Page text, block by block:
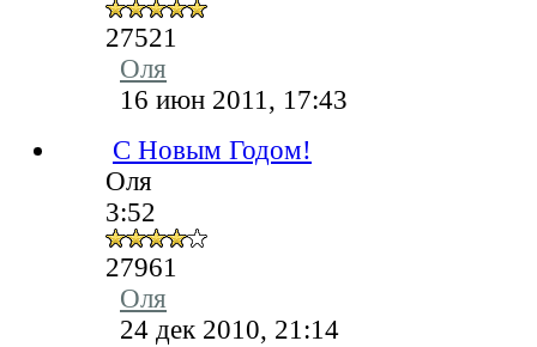
27521
Оля
16 июн 2011, 17:43
C Новым Годом!
Оля
3:52
27961
Оля
24 дек 2010, 21:14